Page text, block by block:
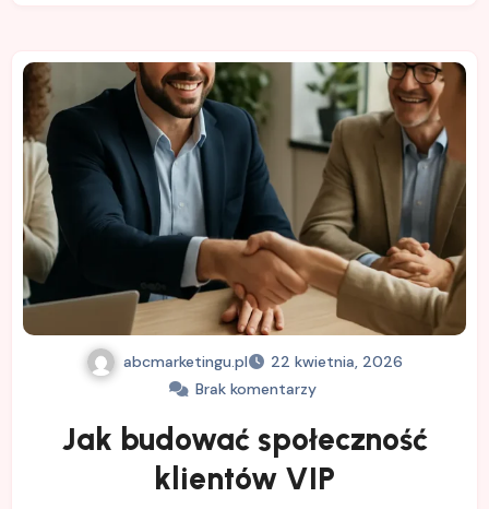
abcmarketingu.pl
22 kwietnia, 2026
Brak komentarzy
Jak budować społeczność
klientów VIP